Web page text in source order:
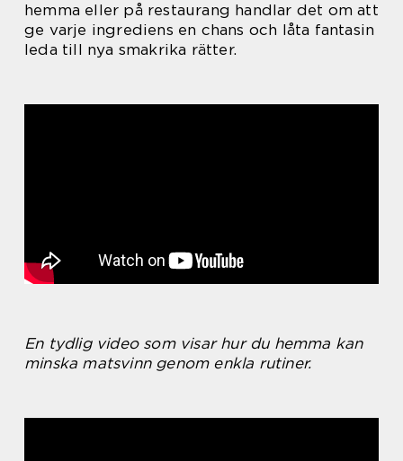
hemma eller på restaurang handlar det om att
ge varje ingrediens en chans och låta fantasin
leda till nya smakrika rätter.
En tydlig video som visar hur du hemma kan
minska matsvinn genom enkla rutiner.